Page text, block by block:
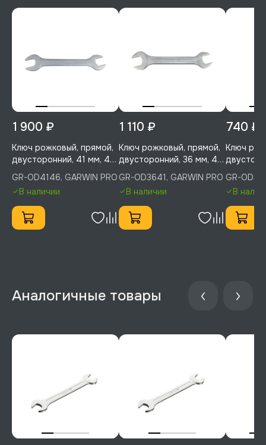
1 900 ₽
Ключ рожковый, прямой,
двусторонний, 41 мм, 46
мм, GARWIN PRO, GR-
OD4146
GR-OD4146, GARWIN PRO
В наличии
1 110 ₽
Ключ рожковый, прямой,
двусторонний, 36 мм, 41
мм, GARWIN PRO, GR-
OD3641
GR-OD3641, GARWIN PRO
В наличии
740 ₽
Ключ
мм,
OD3032
GR-
В